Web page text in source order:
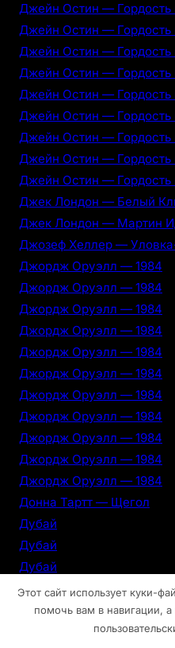
Джейн Остин — Гордость
Джейн Остин — Гордость
Джейн Остин — Гордость
Джейн Остин — Гордость
Джейн Остин — Гордость
Джейн Остин — Гордость
Джейн Остин — Гордость
Джейн Остин — Гордость
Джейн Остин — Гордость
Джек Лондон — Белый
Джек Лондон — Мартин
Джозеф Хеллер —
Джордж Оруэлл — 1984
Джордж Оруэлл — 1984
Джордж Оруэлл — 1984
Джордж Оруэлл — 1984
Джордж Оруэлл — 1984
Джордж Оруэлл — 1984
Джордж Оруэлл — 1984
Джордж Оруэлл — 1984
Джордж Оруэлл — 1984
Джордж Оруэлл — 1984
Джордж Оруэлл — 1984
Донна Тартт — Щегол
Дубай
Дубай
Дубай
Дубай
Дубай
Этот сайт использует куки-
помочь вам в навигации,